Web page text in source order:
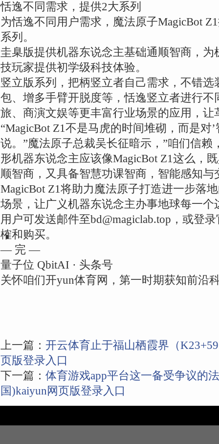
恬逸不同需求，提供2大系列
为恬逸不同用户需求，魔法原子MagicBot
系列。
圭臬版提供机器东说念主基础通顺智商，
技玩家提供初学级科技体验。
竖立版系列，把柄竖立者自己需求，不错
包、增多手臂开脱度等，恬逸竖立者进行
旅、商演文娱等更丰富行业场景的应用，让
“MagicBot Z1不是马虎的时间堆砌，而是对
说。”魔法原子总裁吴长征暗示，”咱们信赖
形机器东说念主应该像MagicBot Z1这么，
顺智商，又具备智慧功课智商，智能感知与
MagicBot Z1将助力魔法原子打造进一步落
场景，让广义机器东说念主办事地球每一个
用户可发送邮件至bd@magiclab.top，或登
榷和购买。
— 完 —
量子位 QbitAI · 头条号
关怀咱们开yun体育网，第一时期获知前沿
上一篇： 开云体育止于福山栖霞界（
页版登录入口
下一篇： 体育游戏app平台这一备受争议的
国)kaiyun网页版登录入口